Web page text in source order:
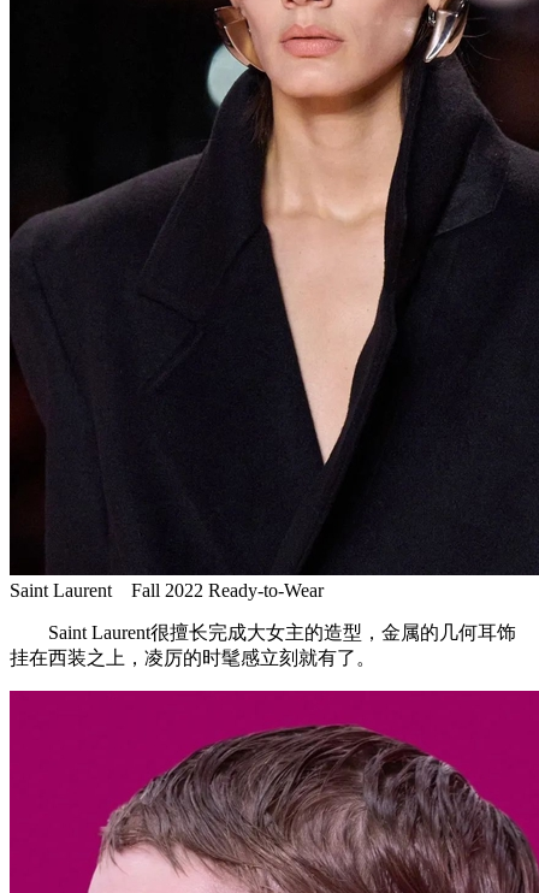
Saint Laurent Fall 2022 Ready-to-Wear
Saint Laurent很擅长完成大女主的造型，金属的几何耳饰
挂在西装之上，凌厉的时髦感立刻就有了。